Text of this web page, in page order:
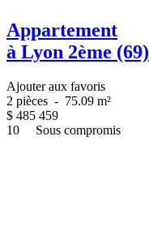
Appartement
à Lyon 2ème (69)
Ajouter aux favoris
2 pièces - 75.09 m²
$ 485 459
10
Sous compromis